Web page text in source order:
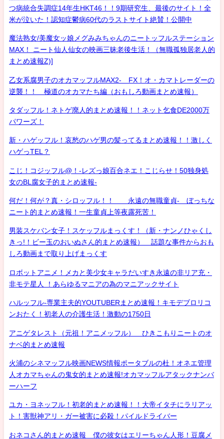
つ病統合失調症14年生HKT46！！9期研究生、最後のサイト！全
米が泣いた！認知症鬱病60代のラストサイト絶賛！公開中
魔法熟女/美魔女ッ娘メグみみちゃんのニートッフルステーション
MAX！ ニート仙人仙女の映画三昧老後生活！（無職孤独居老人的
まとめ速報Z)]
乙女系腐男子のオカマッフルMAX2- FX！オ・カマトレーダーの
逆襲！！ 極道のオカマたち編（おもしろ動画まとめ速報）
タダッフル！ネトゲ廃人的まとめ速報！！ネット乞食DE2000万
パワーズ！
新・ハゲッフル！哀愁のハゲ男の髪ってるまとめ速報！！激しく
ハゲっTEL？
こじ！コジッフル@！-レズっ娘百合ネエ！こじらせ！50独身処
女のBL腐女子的まとめ速報-
何だ！何が？真・シロッフル！！ 永遠の無職童貞- ぼっちな
ニート的まとめ速報！一生童貞上等夜露死苦！
男装スケバン女子！スケッフルまっくす！（新・ナンノひゃくし
きっ!！ビー玉のおいぬさん的まとめ速報） 話題な事件からおも
しろ動画まで取り上げまっくす
ロボットアニメ！メカと美少女キャラだいすき永遠の非リア充・
非モテ星人 ！あらゆるマニアの為のマニアックサイト
ハルッフル-専業主夫的YOUTUBERまとめ速報！キモデブロリコ
ンおたく！初老人の介護生活！激動の1750日
アニゲタレスト（元祖！アニメッフル） ひきこもりニートのオ
ナベ的まとめ速報
火浦のシネマッフル映画NEWS情報ポータブルの杜！オネエ管理
人オカマちゃんの鬼女的まとめ速報!オカマッフルアタックナンバ
ーハーフ
ユカ・ヨネッフル！初老的まとめ速報！！大帝イタチにラリアッ
ト！害獣神アリ・ガー被害に必殺！パイルドライバー
おネコさん的まとめ速報 僕の彼女はエリーちゃん人形！豆腐メ